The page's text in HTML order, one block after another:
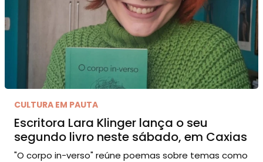
CULTURA EM PAUTA
Escritora Lara Klinger lança o seu
segundo livro neste sábado, em Caxias
"O corpo in-verso" reúne poemas sobre temas como